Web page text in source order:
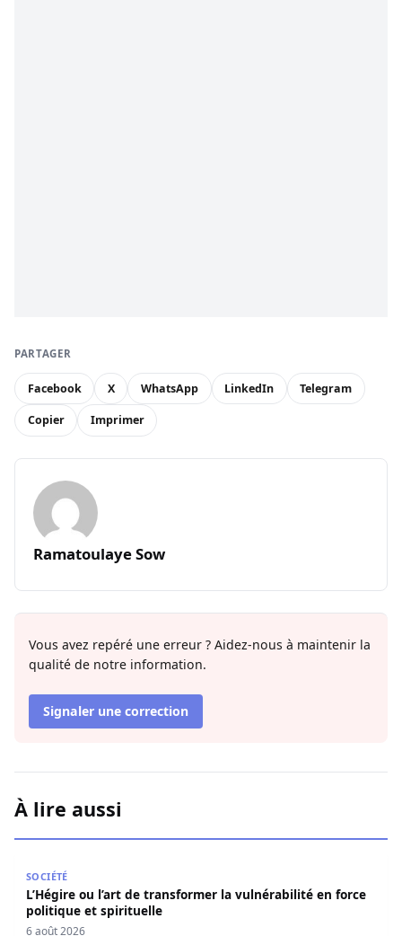
PARTAGER
Facebook X WhatsApp LinkedIn Telegram
Copier Imprimer
Ramatoulaye Sow
Vous avez repéré une erreur ? Aidez-nous à maintenir la
qualité de notre information.
Signaler une correction
À lire aussi
SOCIÉTÉ
L’Hégire ou l’art de transformer la vulnérabilité en force
politique et spirituelle
6 août 2026